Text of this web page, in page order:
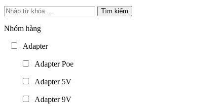
Tìm kiếm
Nhóm hàng
Adapter
Adapter Poe
Adapter 5V
Adapter 9V